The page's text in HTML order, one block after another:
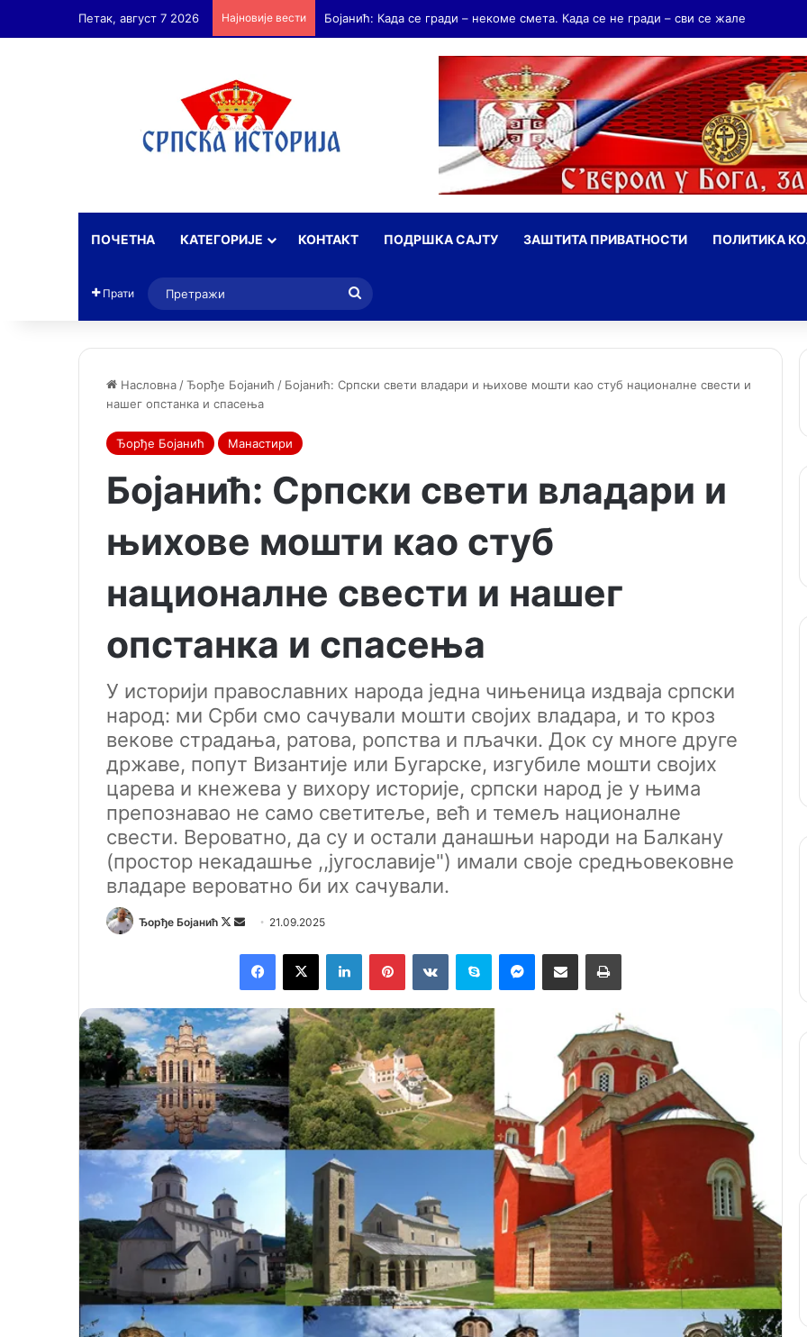
Петак, август 7 2026 Најновије вести Бојанић: Андријаш Мрњавчевић – заборављени брат Краљевића Марка
ПОЧЕТНА КАТЕГОРИЈЕ КОНТАКТ ПОДРШКА САЈТУ ЗАШТИТА ПРИВАТНОСТИ ПОЛИТИКА
Прати
Насловна /Ђорђе Бојанић / Бојанић: Српски свети владари и њихове мошти као стуб националне свести и
нашег опстанка и спасења
Ђорђе Бојанић Манастири
Бојанић: Српски свети владари и
њихове мошти као стуб
националне свести и нашег
опстанка и спасења
У историји православних народа једна чињеница издваја српски
народ: ми Срби смо сачували мошти својих владара, и то кроз
векове страдања, ратова, ропства и пљачки. Док су многе друге
државе, попут Византије или Бугарске, изгубиле мошти својих
царева и кнежева у вихору историје, српски народ је у њима
препознавао не само светитеље, већ и темељ националне
свести. Вероватно, да су и остали данашњи народи на Балкану
(простор некадашње ,,југославије") имали своје средњовековне
владаре вероватно би их сачували.
Ђорђе Бојанић
F
o
w
o
n
X
d
a
n
e
m
a
i
l
21.09.2025